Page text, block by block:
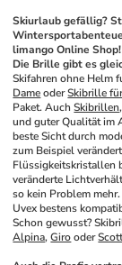
Skiurlaub gefällig?
limango Online Shop!
Die Brille gibt es
Skifahren ohne Helm
Dame oder Skibrille
Paket. Auch Skibrillen
und guter Qualität im
beste Sicht durch
zum Beispiel
Flüssigkeitskristallen
veränderte
so kein Problem
Uvex bestens
Schon gewusst?
Alpina, Giro oder